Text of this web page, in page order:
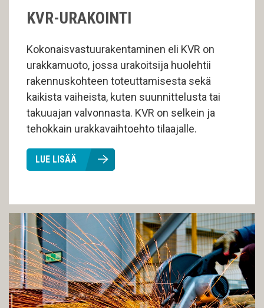
KVR-URAKOINTI
Kokonaisvastuurakentaminen eli KVR on
urakkamuoto, jossa urakoitsija huolehtii
rakennuskohteen toteuttamisesta sekä
kaikista vaiheista, kuten suunnittelusta tai
takuuajan valvonnasta. KVR on selkein ja
tehokkain urakkavaihtoehto tilaajalle.
LUE LISÄÄ